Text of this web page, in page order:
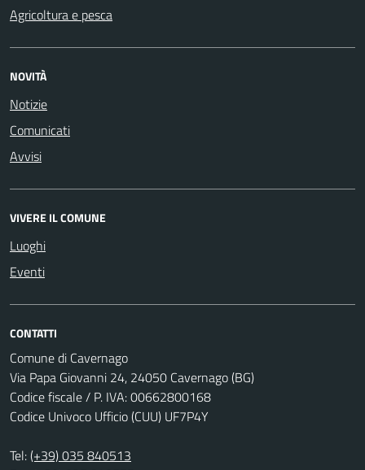
Agricoltura e pesca
NOVITÀ
Notizie
Comunicati
Avvisi
VIVERE IL COMUNE
Luoghi
Eventi
CONTATTI
Comune di Cavernago
Via Papa Giovanni 24, 24050 Cavernago (BG)
Codice fiscale / P. IVA: 00662800168
Codice Univoco Ufficio (CUU) UF7P4Y
Tel:(+39) 035 840513